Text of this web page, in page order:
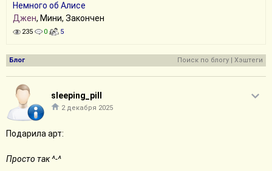
Немного об Алисе
Джен, Мини, Закончен
235 0 5
Блог Поиск по блогу | Хэштеги
sleeping_pill
2 декабря 2025
Подарила арт:
Просто так ^-^